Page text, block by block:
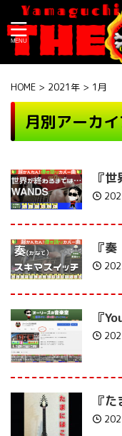
HOME > 2021年 > 1月
月別アーカ
『
『
『
『